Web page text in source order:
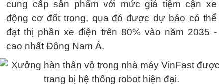
cung cấp sản phẩm với mức giá tiệm cận xe
động cơ đốt trong, qua đó được dự báo có thể
đạt thị phần xe điện trên 80% vào năm 2035 -
cao nhất Đông Nam Á.